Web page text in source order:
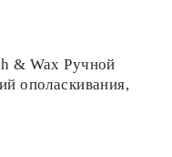
& Wax Ручной
ополаскивания,